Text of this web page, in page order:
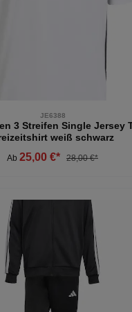
JE6388
3 Streifen Single Jersey
weiß schwarz
Ab 25,00 €* 28,00 €*